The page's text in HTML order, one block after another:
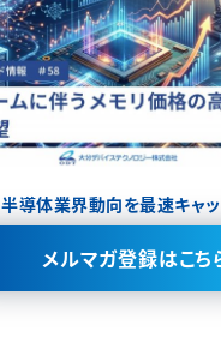
半導体業界動向を最速キャ
メルマガ登録はこち